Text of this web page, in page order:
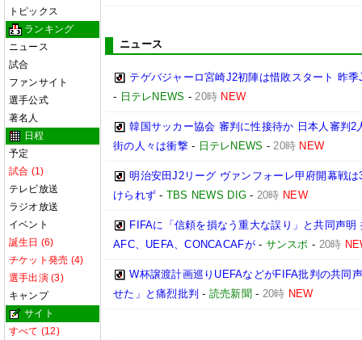
トピックス
ランキング
ニュース
試合
ファンサイト
選手公式
著名人
日程
予定
試合 (1)
テレビ放送
ラジオ放送
イベント
誕生日 (6)
チケット発売 (4)
選手出演 (3)
キャンプ
サイト
すべて (12)
ニュース
テゲバジャーロ宮崎J2初陣は惜敗スタート 昨
- 日テレNEWS -20時 NEW
韓国サッカー協会 審判に性接待か 日本人審判
街の人々は衝撃- 日テレNEWS -20時 NEW
明治安田J2リーグ ヴァンフォーレ甲府開幕戦
けられず - TBS NEWS DIG - 20時 NEW
FIFAに「信頼を損なう重大な誤り」と共同声
AFC、UEFA、CONCACAFが- サンスポ - 20時
W杯譲渡計画巡りUEFAなどがFIFA批判の共同
せた」と痛烈批判 - 読売新聞 - 20時 NEW